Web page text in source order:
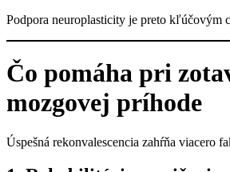
Podpora neuroplasticity je preto kľúčovým
Čo pomáha pri
mozgovej príhode
Úspešná rekonvalescencia zahŕňa viacero